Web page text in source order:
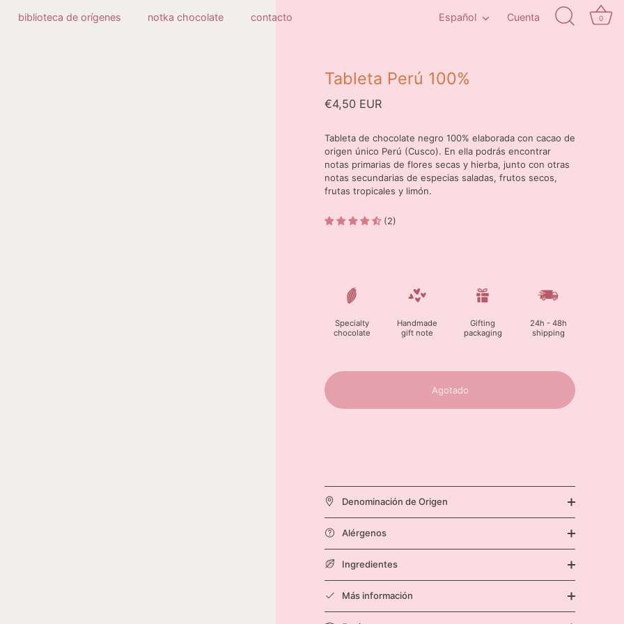
biblioteca de orígenes notka chocolate contacto Idioma
Español Cuenta 0
Tableta Perú 100%
€4,50 EUR
Tableta de chocolate negro 100% elaborada con cacao de
origen único Perú (Cusco). En ella podrás encontrar
notas primarias de flores secas y hierba, junto con otras
notas secundarias de especias saladas, frutos secos,
frutas tropicales y limón.
(2)
Specialty
chocolate
Handmade
gift note
Gifting
packaging
24h - 48h
shipping
Agotado
Denominación de Origen
Alérgenos
Ingredientes
Más información